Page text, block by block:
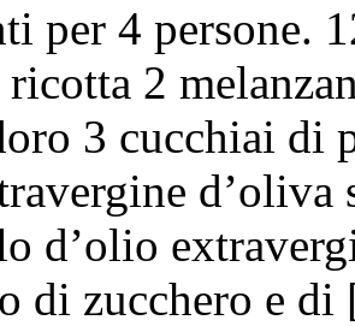
per 4 persone.
2
3 cucchiai di
d’oliva
d’olio
di zucchero e